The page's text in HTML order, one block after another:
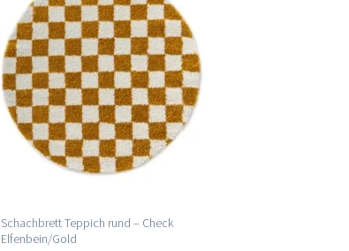
Schachbrett Teppich rund – Check
Elfenbein/Gold